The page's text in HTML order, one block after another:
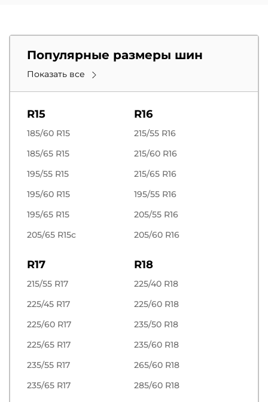
Популярные размеры шин
Показать все
R15
185/60 R15
185/65 R15
195/55 R15
195/60 R15
195/65 R15
205/65 R15c
R16
215/55 R16
215/60 R16
215/65 R16
195/55 R16
205/55 R16
205/60 R16
R17
215/55 R17
225/45 R17
225/60 R17
225/65 R17
235/55 R17
235/65 R17
R18
225/40 R18
225/60 R18
235/50 R18
235/60 R18
265/60 R18
285/60 R18